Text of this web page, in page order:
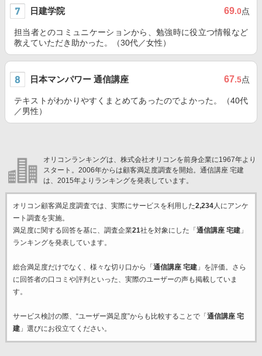
日建学院 69.0点
担当者とのコミュニケーションから、勉強時に役立つ情報など
教えていただき助かった。（30代／女性）
日本マンパワー 通信講座 67.5点
テキストがわかりやすくまとめてあったのでよかった。（40代
／男性）
オリコンランキングは、株式会社オリコンを前身企業に1967年より
スタート。2006年からは顧客満足度調査を開始。通信講座 宅建
は、2015年よりランキングを発表しています。
オリコン顧客満足度調査では、実際にサービスを利用した2,234人にアンケ
ート調査を実施。
満足度に関する回答を基に、調査企業21社を対象にした「 通信講座 宅建」
ランキングを発表しています。
総合満足度だけでなく、様々な切り口から「 通信講座 宅建」を評価。さら
に回答者の口コミや評判といった、実際のユーザーの声も掲載していま
す。
サービス検討の際、“ユーザー満足度”からも比較することで「 通信講座 宅
建」選びにお役立てください。